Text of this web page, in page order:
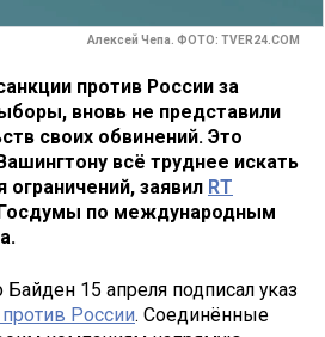
Алексей Чепа. ФОТО: TVER24.COM
против России за
вновь не представили
своих обвинений. Это
всё труднее искать
заявил RT
по международным
15 апреля подписал указ
России. Соединённые